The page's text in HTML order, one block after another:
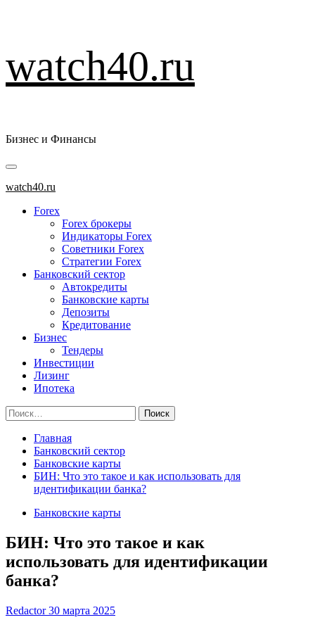
к
содержимому
watch40.ru
Бизнес и Финансы
Основное
меню
watch40.ru
Forex
Forex брокеры
Индикаторы Forex
Советники Forex
Стратегии Forex
Банковский сектор
Автокредиты
Банковские карты
Депозиты
Кредитование
Бизнес
Тендеры
Инвестиции
Лизинг
Ипотека
Найти:
Главная
Банковский сектор
Банковские карты
БИН: Что это такое и как использовать для
идентификации банка?
Банковские карты
БИН: Что это такое и как
использовать для идентификации
банка?
Redactor30 марта 2025